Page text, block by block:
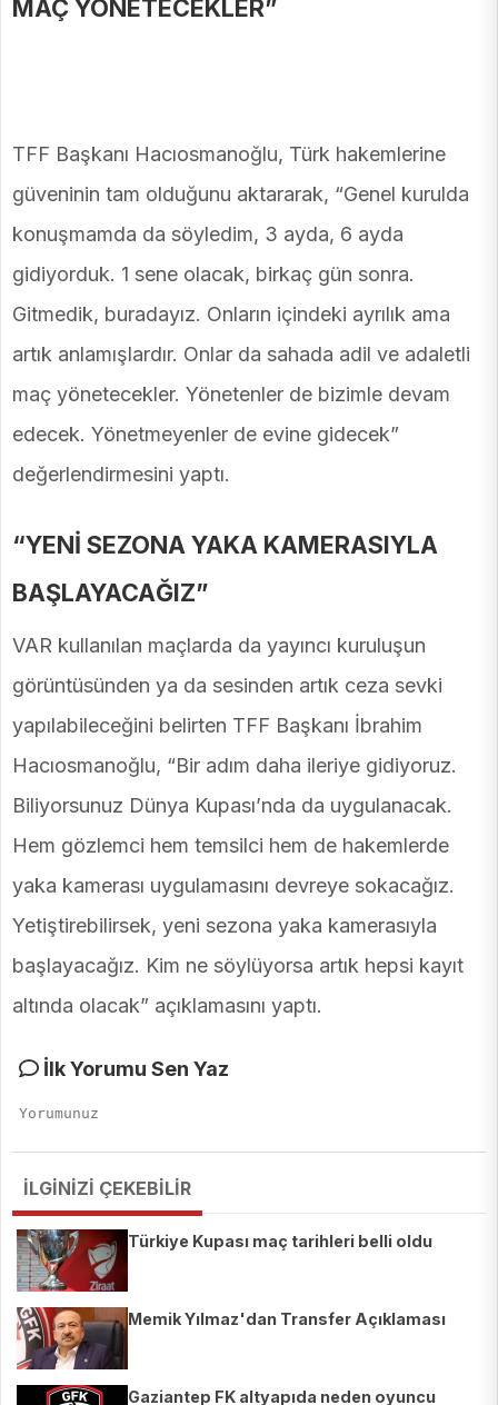
MAÇ YÖNETECEKLER”
TFF Başkanı Hacıosmanoğlu, Türk hakemlerine
güveninin tam olduğunu aktararak, “Genel kurulda
konuşmamda da söyledim, 3 ayda, 6 ayda
gidiyorduk. 1 sene olacak, birkaç gün sonra.
Gitmedik, buradayız. Onların içindeki ayrılık ama
artık anlamışlardır. Onlar da sahada adil ve adaletli
maç yönetecekler. Yönetenler de bizimle devam
edecek. Yönetmeyenler de evine gidecek”
değerlendirmesini yaptı.
“YENİ SEZONA YAKA KAMERASIYLA
BAŞLAYACAĞIZ”
VAR kullanılan maçlarda da yayıncı kuruluşun
görüntüsünden ya da sesinden artık ceza sevki
yapılabileceğini belirten TFF Başkanı İbrahim
Hacıosmanoğlu, “Bir adım daha ileriye gidiyoruz.
Biliyorsunuz Dünya Kupası’nda da uygulanacak.
Hem gözlemci hem temsilci hem de hakemlerde
yaka kamerası uygulamasını devreye sokacağız.
Yetiştirebilirsek, yeni sezona yaka kamerasıyla
başlayacağız. Kim ne söylüyorsa artık hepsi kayıt
altında olacak” açıklamasını yaptı.
İlk Yorumu Sen Yaz
İLGİNİZİ ÇEKEBİLİR
Türkiye Kupası maç tarihleri belli oldu
Memik Yılmaz'dan Transfer Açıklaması
Gaziantep FK altyapıda neden oyuncu